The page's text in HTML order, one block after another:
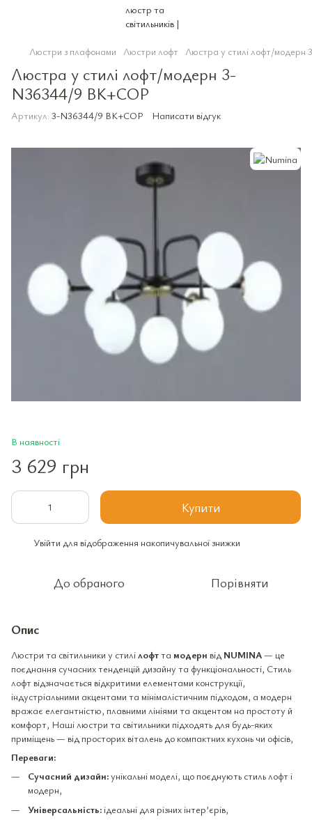
Люстри з плафонами Люстри лофт Люстра у стилі лофт/
Люстра у стилі лофт/модерн 3-
N36344/9 BK+COP
Артикул: 3-N36344/9 BK+COP Написати відгук
В наявності
3 629 грн
Купити
Увійти для відображення накопичувальної знижки
До обраного Порівняти
Опис
Люстри та світильники у стилілофтта модерн від NUMINA— це
поєднання сучасних тенденцій дизайну та функціональності, Стиль
лофт відзначається відкритими елементами конструкції,
індустріальними акцентами та мінімалістичним підходом, а модерн
вражає елегантністю, плавними лініями та акцентом на простоту й
комфорт, Наші люстри та світильники підходять для будь-яких
приміщень — від просторих віталень до компактних кухонь чи офісів,
Переваги:
Сучасний дизайн:унікальні моделі, що поєднують стиль лофт і
модерн,
Універсальність: ідеальні для різних інтер’єрів,